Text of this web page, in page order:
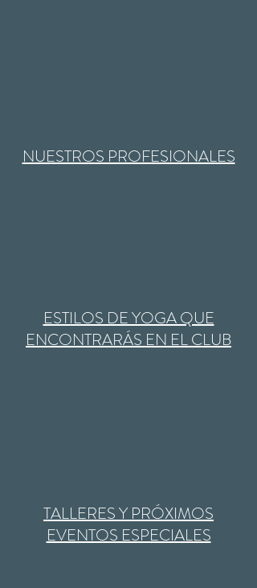
NUESTROS PROFESIONALES
ESTILOS DE YOGA QUE
ENCONTRARÁS EN EL CLUB
​TALLERES Y PRÓXIMOS
EVENTOS ESPECIALES